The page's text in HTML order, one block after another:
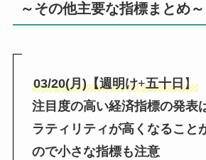
～その他主要な指標まとめ～
03/20(月)【週明け+五十日】
注目度の高い経済指標の発表
ラティリティが高くなること
ので小さな指標も注意